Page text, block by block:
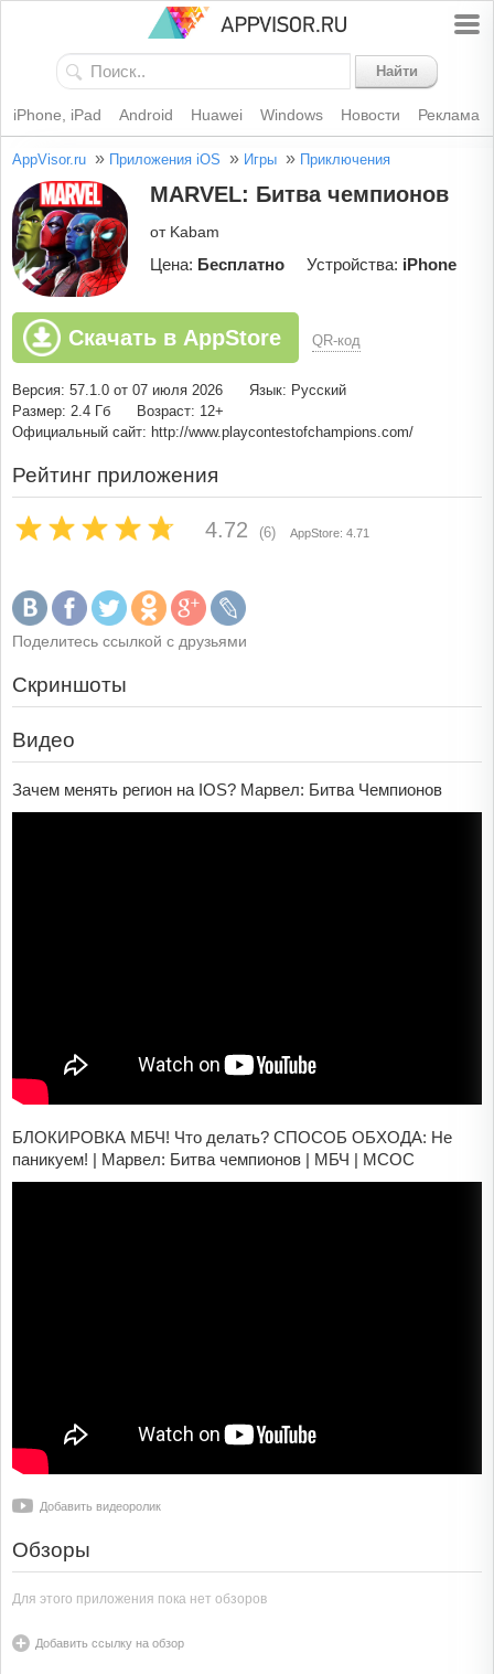
Найти
iPhone, iPad Android Huawei Windows Новости Реклама
AppVisor.ru » Приложения iOS » Игры » Приключения
MARVEL: Битва чемпионов
от Kabam
Цена: Бесплатно Устройства: iPhone
Скачать в AppStore QR-код
Версия: 57.1.0 от 07 июля 2026
Язык: Русский
Размер: 2.4 Гб
Возраст: 12+
Официальный сайт: http://www.playcontestofchampions.com/
Рейтинг приложения
4.72 (6) AppStore: 4.71
Поделитесь ссылкой с друзьями
Скриншоты
Видео
Зачем менять регион на IOS? Марвел: Битва Чемпионов
БЛОКИРОВКА МБЧ! Что делать? СПОСОБ ОБХОДА: Не
паникуем! | Марвел: Битва чемпионов | МБЧ | MCOC
Добавить видеоролик
Обзоры
Для этого приложения пока нет обзоров
Добавить ссылку на обзор